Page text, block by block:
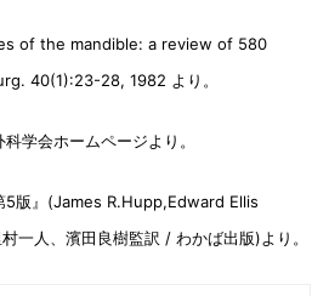
of the mandible: a review of 580
40(1):23-28, 1982 より。
学会ホームページより。
5版』(James R.Hupp,Edward Ellis
一人、濱田良樹監訳 / わかば出版)より。